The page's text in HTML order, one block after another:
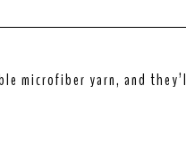
microfiber yarn, and